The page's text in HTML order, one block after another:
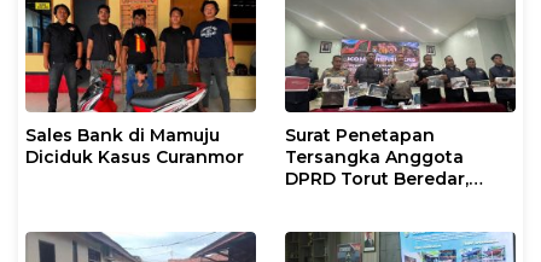
Sales Bank di Mamuju
Diciduk Kasus Curanmor
Surat Penetapan
Tersangka Anggota
DPRD Torut Beredar,
Berstatus Saksi